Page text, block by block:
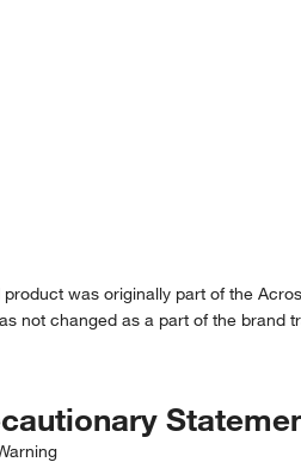
was originally part of the
not changed as a part of the brand